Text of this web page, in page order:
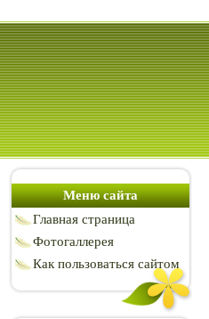
Меню сайта
Главная страница
Фотогаллерея
Как пользоваться сайтом